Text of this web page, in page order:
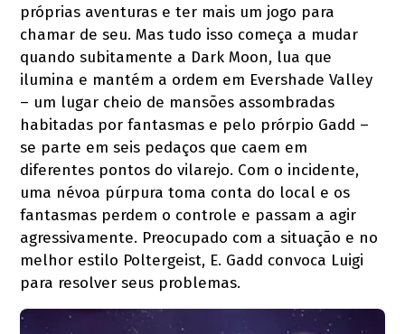
próprias aventuras e ter mais um jogo para
chamar de seu. Mas tudo isso começa a mudar
quando subitamente a Dark Moon, lua que
ilumina e mantém a ordem em Evershade Valley
– um lugar cheio de mansões assombradas
habitadas por fantasmas e pelo prórpio Gadd –
se parte em seis pedaços que caem em
diferentes pontos do vilarejo. Com o incidente,
uma névoa púrpura toma conta do local e os
fantasmas perdem o controle e passam a agir
agressivamente. Preocupado com a situação e no
melhor estilo Poltergeist, E. Gadd convoca Luigi
para resolver seus problemas.